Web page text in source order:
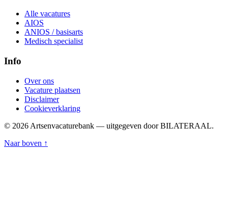
Alle vacatures
AIOS
ANIOS / basisarts
Medisch specialist
Info
Over ons
Vacature plaatsen
Disclaimer
Cookieverklaring
© 2026 Artsenvacaturebank — uitgegeven door BILATERAAL.
Naar boven ↑